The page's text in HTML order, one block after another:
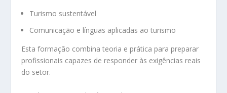
Turismo sustentável
Comunicação e línguas aplicadas ao turismo
Esta formação combina teoria e prática para preparar
profissionais capazes de responder às exigências reais
do setor.